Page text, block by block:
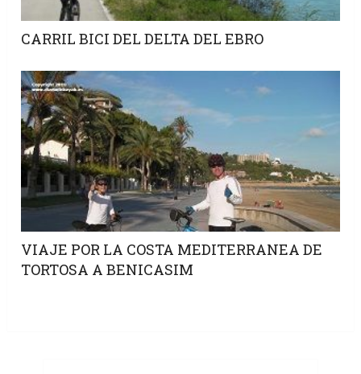
CARRIL BICI DEL DELTA DEL EBRO
VIAJE POR LA COSTA MEDITERRANEA DE
TORTOSA A BENICASIM